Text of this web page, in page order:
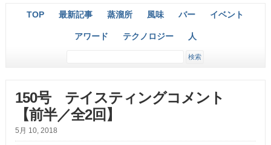
TOP 最新記事 蒸溜所 風味 バー イベント
アワード テクノロジー 人
150号 テイスティングコメント
【前半／全2回】
5月 10, 2018